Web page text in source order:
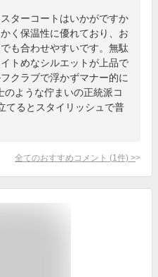
ターコートはいかがですか
く保温性に優れており、お
も合わせやすいです。無駄
トめなシルエットが上品で
クラブで浮かずマナー的に
ような佇まいの正統派コ
てるとスタイリッシュで普
全てのおすすめコメント (1 件) >